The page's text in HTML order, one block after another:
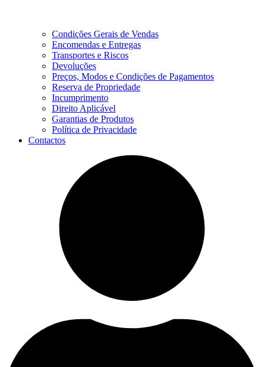
Condições Gerais de Vendas
Encomendas e Entregas
Transportes e Riscos
Devoluções
Preços, Modos e Condições de Pagamentos
Reserva de Propriedade
Incumprimento
Direito Aplicável
Garantias de Produtos
Política de Privacidade
Contactos